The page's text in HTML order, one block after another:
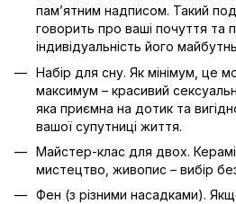
пам’ятним надписом. Такий
говорить про ваші почуття та
індивідуальність його
Набір для сну. Як мінімум, це
максимум – красивий
яка приємна на дотик та
вашої супутниці життя.
Майстер-клас для двох.
мистецтво, живопис – вибір
Фен (з різними насадками).